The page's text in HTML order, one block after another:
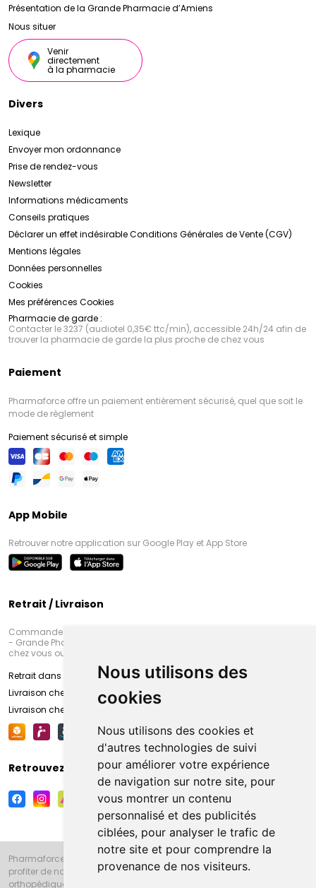
Nous utilisons des
cookies
Nous utilisons des cookies et
d'autres technologies de suivi
pour améliorer votre expérience
de navigation sur notre site, pour
vous montrer un contenu
personnalisé et des publicités
ciblées, pour analyser le trafic de
notre site et pour comprendre la
provenance de nos visiteurs.
Présentation de la Grande Pharmacie d’Amiens
Nous situer
Venir
directement
à la pharmacie
Divers
Lexique
Envoyer mon ordonnance
Prise de rendez-vous
Newsletter
Informations médicaments
Conseils pratiques
Déclarer un effet indésirableConditions Générales de Vente (CGV)
Mentions légales
Données personnelles
Cookies
Mes préférences Cookies
Pharmacie de garde :
Contacter le 3237 (audiotel 0,35€ ttc/min), accessible 24h/24 afin de
trouver la pharmacie de garde la plus proche de chez vous
Paiement
Pharmaforce offre un paiement entièrement sécurisé, quel que soit le
mode de règlement
Paiement sécurisé et simple
App Mobile
Retrouver notre application sur Google Play et App Store
Retrait / Livraison
Commandez en ligne et venez chercher votre commande à Amiens
- Grande Pharmacie d’Amiens (Fachon) ou recevez-là rapidement
chez vous ou en point retrait
Retrait dans la pharmacie d’Amiens
Livraison chez vous
Livraison chez votre commerçant
Retrouvez-nous sur vos réseaux sociaux
Pharmaforce.fr et la Grande Pharmacie d’Amiens vous souhaitent de
profiter de notre accueil, de nos conseils pharmaceutiques,
orthopédiques, homéopathiques, parapharmaceutiques, beauté et